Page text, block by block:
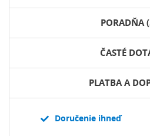
PORADŇA
ČASTÉ
PLATBA A
Doručenie ihneď